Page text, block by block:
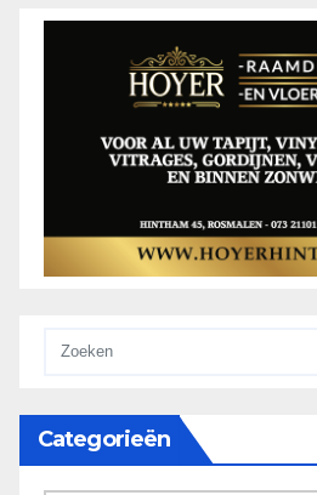
Categorieën